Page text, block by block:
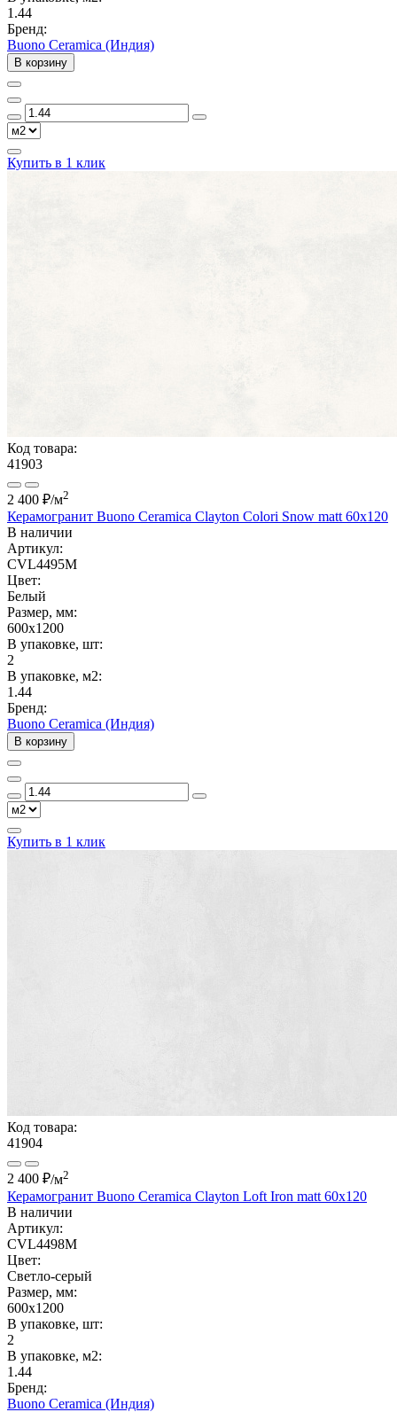
1.44
Бренд:
Buono Ceramica (Индия)
В корзину
Купить в 1 клик
Код товара:
41903
2 400 ₽/м2
Керамогранит Buono Ceramica Clayton Colori Snow matt 60x120
В наличии
Артикул:
CVL4495M
Цвет:
Белый
Размер, мм:
600x1200
В упаковке, шт:
2
В упаковке, м2:
1.44
Бренд:
Buono Ceramica (Индия)
В корзину
Купить в 1 клик
Код товара:
41904
2 400 ₽/м2
Керамогранит Buono Ceramica Clayton Loft Iron matt 60x120
В наличии
Артикул:
CVL4498M
Цвет:
Светло-серый
Размер, мм:
600x1200
В упаковке, шт:
2
В упаковке, м2:
1.44
Бренд:
Buono Ceramica (Индия)